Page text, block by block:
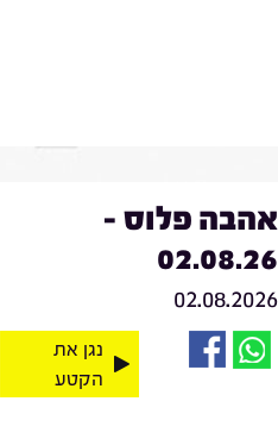
אהבה פלוס -
02.08.26
02.08.2026
נגן את
הקטע